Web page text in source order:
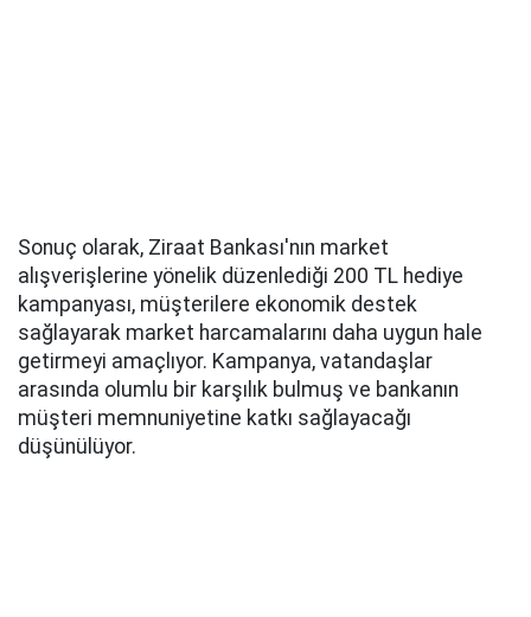
Sonuç olarak, Ziraat Bankası'nın market
alışverişlerine yönelik düzenlediği 200 TL hediye
kampanyası, müşterilere ekonomik destek
sağlayarak market harcamalarını daha uygun hale
getirmeyi amaçlıyor. Kampanya, vatandaşlar
arasında olumlu bir karşılık bulmuş ve bankanın
müşteri memnuniyetine katkı sağlayacağı
düşünülüyor.